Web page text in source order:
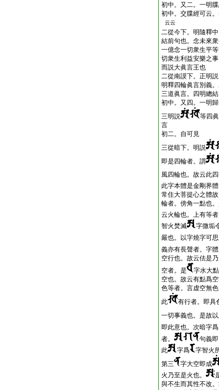
初中。又二。一明
初中。交牒經可云
云云
二從今下。明隨釋
結前句也。念未來
一億念一切衆生平
切衆生利益安樂之
而説大眞言王也
二從南謨下。正明
明釋四輪眞言別義
三道眞言。四明總結
初中。又四。一明
三明説
等四
言
初二。自可見
三從暗下。明説
即是四輪者。謂
風四輪也。故云此
此字本體是金剛界
常住大菩提心之體
輪者。傍角一點也
云火輪也。上有等
智火焚滅
字微垢
嚴也。以字燒字可
義亦有長聲者。字
空行也。故云佉是
空者。是
字水大
空也。故云有點爲
色等者。言虚空無
此
有行者。即具
一切事義也。是故
即此意也。次暗字
者。
句義
此
字爲
字智火
第三
字大空即成
火乃至是火也。
與不生而其性不改